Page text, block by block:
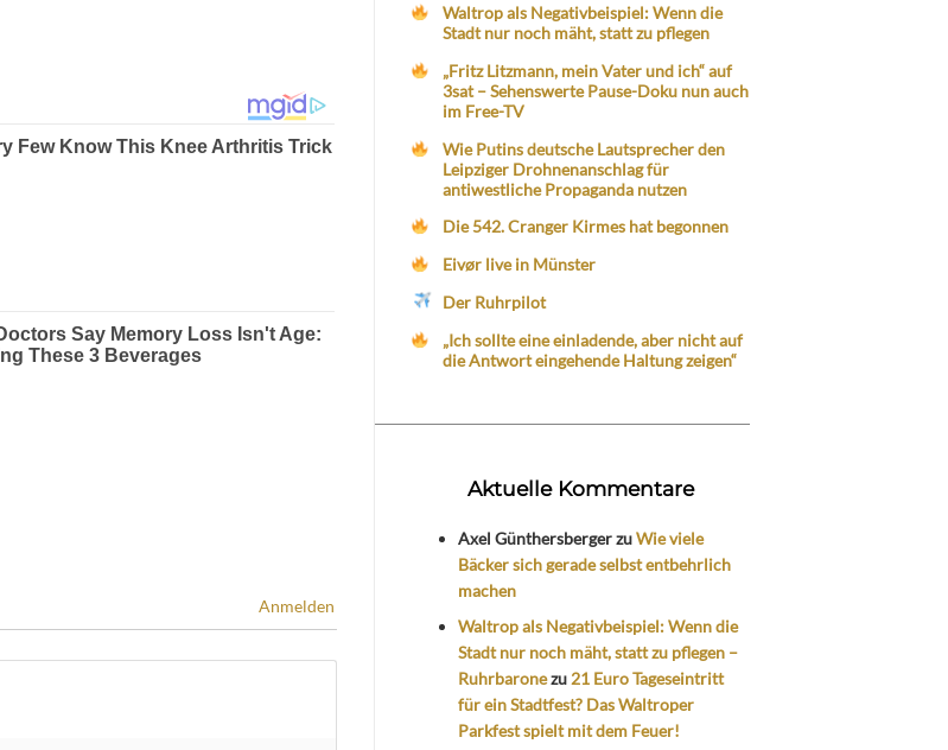
Anmelden
Waltrop als Negativbeispiel: Wenn die
Stadt nur noch mäht, statt zu pflegen
„Fritz Litzmann, mein Vater und ich“ auf
3sat – Sehenswerte Pause-Doku nun auch
im Free-TV
Wie Putins deutsche Lautsprecher den
Leipziger Drohnenanschlag für
antiwestliche Propaganda nutzen
Die 542. Cranger Kirmes hat begonnen
Eivør live in Münster
Der Ruhrpilot
„Ich sollte eine einladende, aber nicht auf
die Antwort eingehende Haltung zeigen“
Aktuelle Kommentare
Axel GünthersbergerzuWie viele
Bäcker sich gerade selbst entbehrlich
machen
Waltrop als Negativbeispiel: Wenn die
Stadt nur noch mäht, statt zu pflegen –
Ruhrbaronezu 21 Euro Tageseintritt
für ein Stadtfest? Das Waltroper
Parkfest spielt mit dem Feuer!